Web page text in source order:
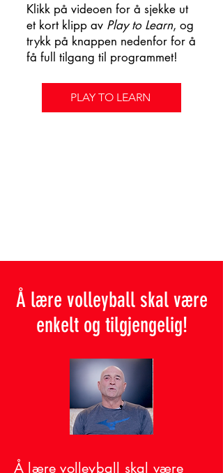
Klikk på videoen for å sjekke ut
et kort klipp av Play to Learn, og
trykk på knappen nedenfor for å
få full tilgang til programmet!
PLAY TO LEARN
Å lære volleyball skal være
enkelt og tilgjengelig!
Å lære volleyball skal være